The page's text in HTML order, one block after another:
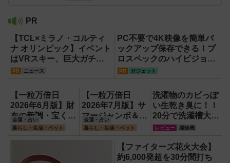
PR
【TCL×ミラノ・コルティ
ナ オリンピック】イベント
はVRスキー、巨大ガチャ
などのイマーシブ体験が目
PR ニュース
PC不要で4K映像を簡単バ
ックアップ保存できる！プ
ロスペックのハイビジョン
レコーダー『HVE705-
PR ガジェット
【一粒万倍日
2026年6月版】財
布の新調・宝くじ
購入に最適な開運
日は？
金運・占い
暮らし・生活・ペット
【一粒万倍日
2026年7月版】サ
マージャンボ＆財
布の新調に最適な
開運日は？
金運・占い
暮らし・生活・ペット
洗濯物のカビっぽ
い生乾き臭に！！
20分で洗濯槽大洗
浄できるカビトル
ネードNeo縦型用
をガチ検証して分
かった消臭効果
レビュー 掃除機
【ファイターズ花火大会】
約6,000発超を30分間打ち